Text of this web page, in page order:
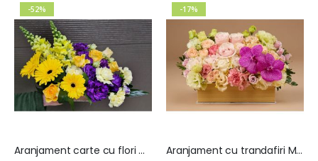
-52%
Aranjament carte cu flori mov si galben
-17%
Aranjament cu trandafiri Magie in roz